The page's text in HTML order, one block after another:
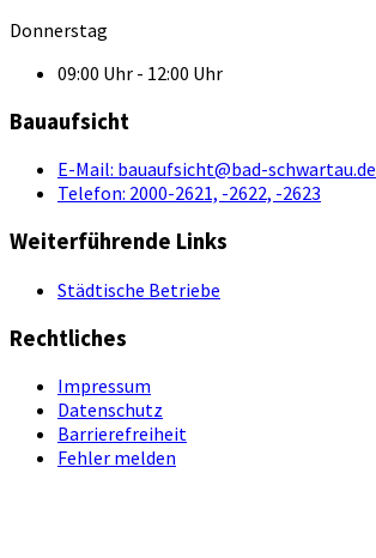
Donnerstag
09:00 Uhr - 12:00 Uhr
Bauaufsicht
E-Mail: bauaufsicht@bad-schwartau.de
Telefon: 2000-2621, -2622, -2623
Weiterführende Links
Städtische Betriebe
Rechtliches
Impressum
Datenschutz
Barrierefreiheit
Fehler melden